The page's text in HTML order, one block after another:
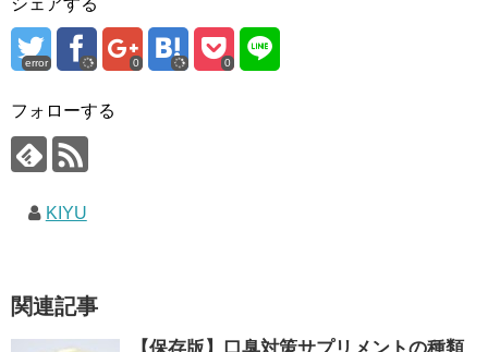
シェアする
error 0 0
フォローする
KIYU
関連記事